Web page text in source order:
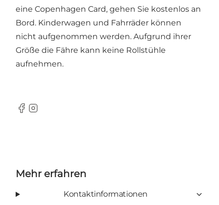
eine Copenhagen Card, gehen Sie kostenlos an
Bord. Kinderwagen und Fahrräder können
nicht aufgenommen werden. Aufgrund ihrer
Größe die Fähre kann keine Rollstühle
aufnehmen.
Facebook
Instagram
Mehr erfahren
Kontaktinformationen